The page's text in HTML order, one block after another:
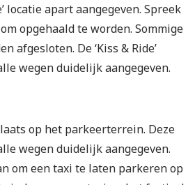
locatie apart aangegeven. Spreek
opgehaald te worden. Sommige
afgesloten. De ‘Kiss & Ride’
wegen duidelijk aangegeven.
op het parkeerterrein. Deze
wegen duidelijk aangegeven.
om een taxi te laten parkeren op